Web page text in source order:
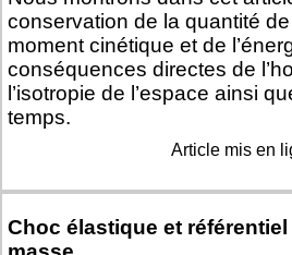
conservation de la quantité
moment cinétique et de
conséquences directes de
l’isotropie de l’espace ainsi
temps.
Article mis en
Choc élastique et